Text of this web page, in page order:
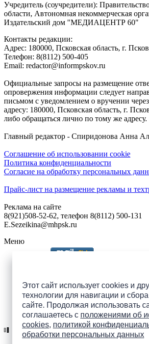
Этот сайт использует cookies и
технологии для навигации и сбора
сайте. Продолжая использовать
соглашаетесь с положениями об
cookies, политикой
обработки персональных данных
Учредитель (соучредители):
области, Автономная некоммерческая
Издательский дом "МЕДИАЦЕНТР 60"
Контакты редакции:
Адреc: 180000, Псковская область, г.
Телефон: 8(8112) 500-405
Email: redactor@informpskov.ru
Официальные запросы на размещение
опровержения информации следует
письмом с уведомлением о вручении
адресу: 180000, Псковская область, г.
либо обращаться лично по тому же адресу.
Главный редактор - Спиридонова Анна
Соглашение об использовании cookie
Политика конфиденциальности
Согласие на обработку персональных
Прайс-лист на размещение рекламы и
Реклама на сайте
8(921)508-52-62, телефон 8(8112) 500-131
E.Sezeikina@mhpsk.ru
Меню
Подпишись на группы
ПАИ в соцсетях!